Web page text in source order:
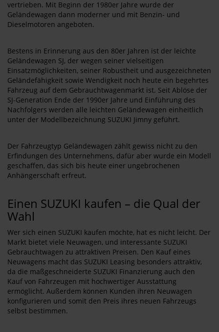
vertrieben. Mit Beginn der 1980er Jahre wurde der
Geländewagen dann moderner und mit Benzin- und
Dieselmotoren angeboten.
Bestens in Erinnerung aus den 80er Jahren ist der leichte
Geländewagen SJ, der wegen seiner vielseitigen
Einsatzmöglichkeiten, seiner Robustheit und ausgezeichneten
Geländefähigkeit sowie Wendigkeit noch heute ein begehrtes
Fahrzeug auf dem Gebrauchtwagenmarkt ist. Seit Ablöse der
SJ-Generation Ende der 1990er Jahre und Einführung des
Nachfolgers werden alle leichten Geländewagen einheitlich
unter der Modellbezeichnung SUZUKI Jimny geführt.
Der Fahrzeugtyp Geländewagen zählt gewiss nicht zu den
Erfindungen des Unternehmens, dafür aber wurde ein Modell
geschaffen, das sich bis heute einer ungebrochenen
Anhängerschaft erfreut.
Einen SUZUKI kaufen – die Qual der
Wahl
Wer sich einen SUZUKI kaufen möchte, hat es nicht leicht. Der
Markt bietet viele Neuwagen, und interessante SUZUKI
Gebrauchtwagen zu attraktiven Preisen. Den Kauf eines
Neuwagens macht das SUZUKI Leasing besonders attraktiv,
da die maßgeschneiderte SUZUKI Finanzierung auch den
Kauf von Fahrzeugen mit hochwertiger Ausstattung
ermöglicht. Außerdem können Kunden ihren Neuwagen
konfigurieren und somit den Preis ihres neuen Fahrzeugs
selbst bestimmen.